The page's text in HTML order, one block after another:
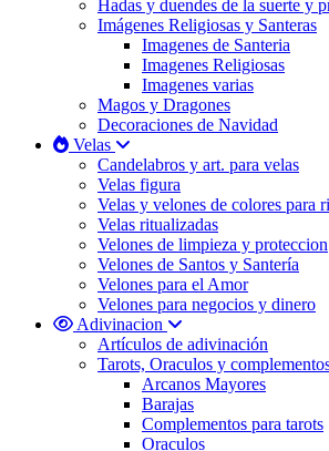
Hadas y duendes de la suerte y
Imágenes Religiosas y Santeras
Imagenes de Santeria
Imagenes Religiosas
Imagenes varias
Magos y Dragones
Decoraciones de Navidad
Velas
Candelabros y art. para velas
Velas figura
Velas y velones de colores para
Velas ritualizadas
Velones de limpieza y proteccion
Velones de Santos y Santería
Velones para el Amor
Velones para negocios y dinero
Adivinacion
Artículos de adivinación
Tarots, Oraculos y
Arcanos Mayores
Barajas
Complementos para tarots
Oraculos